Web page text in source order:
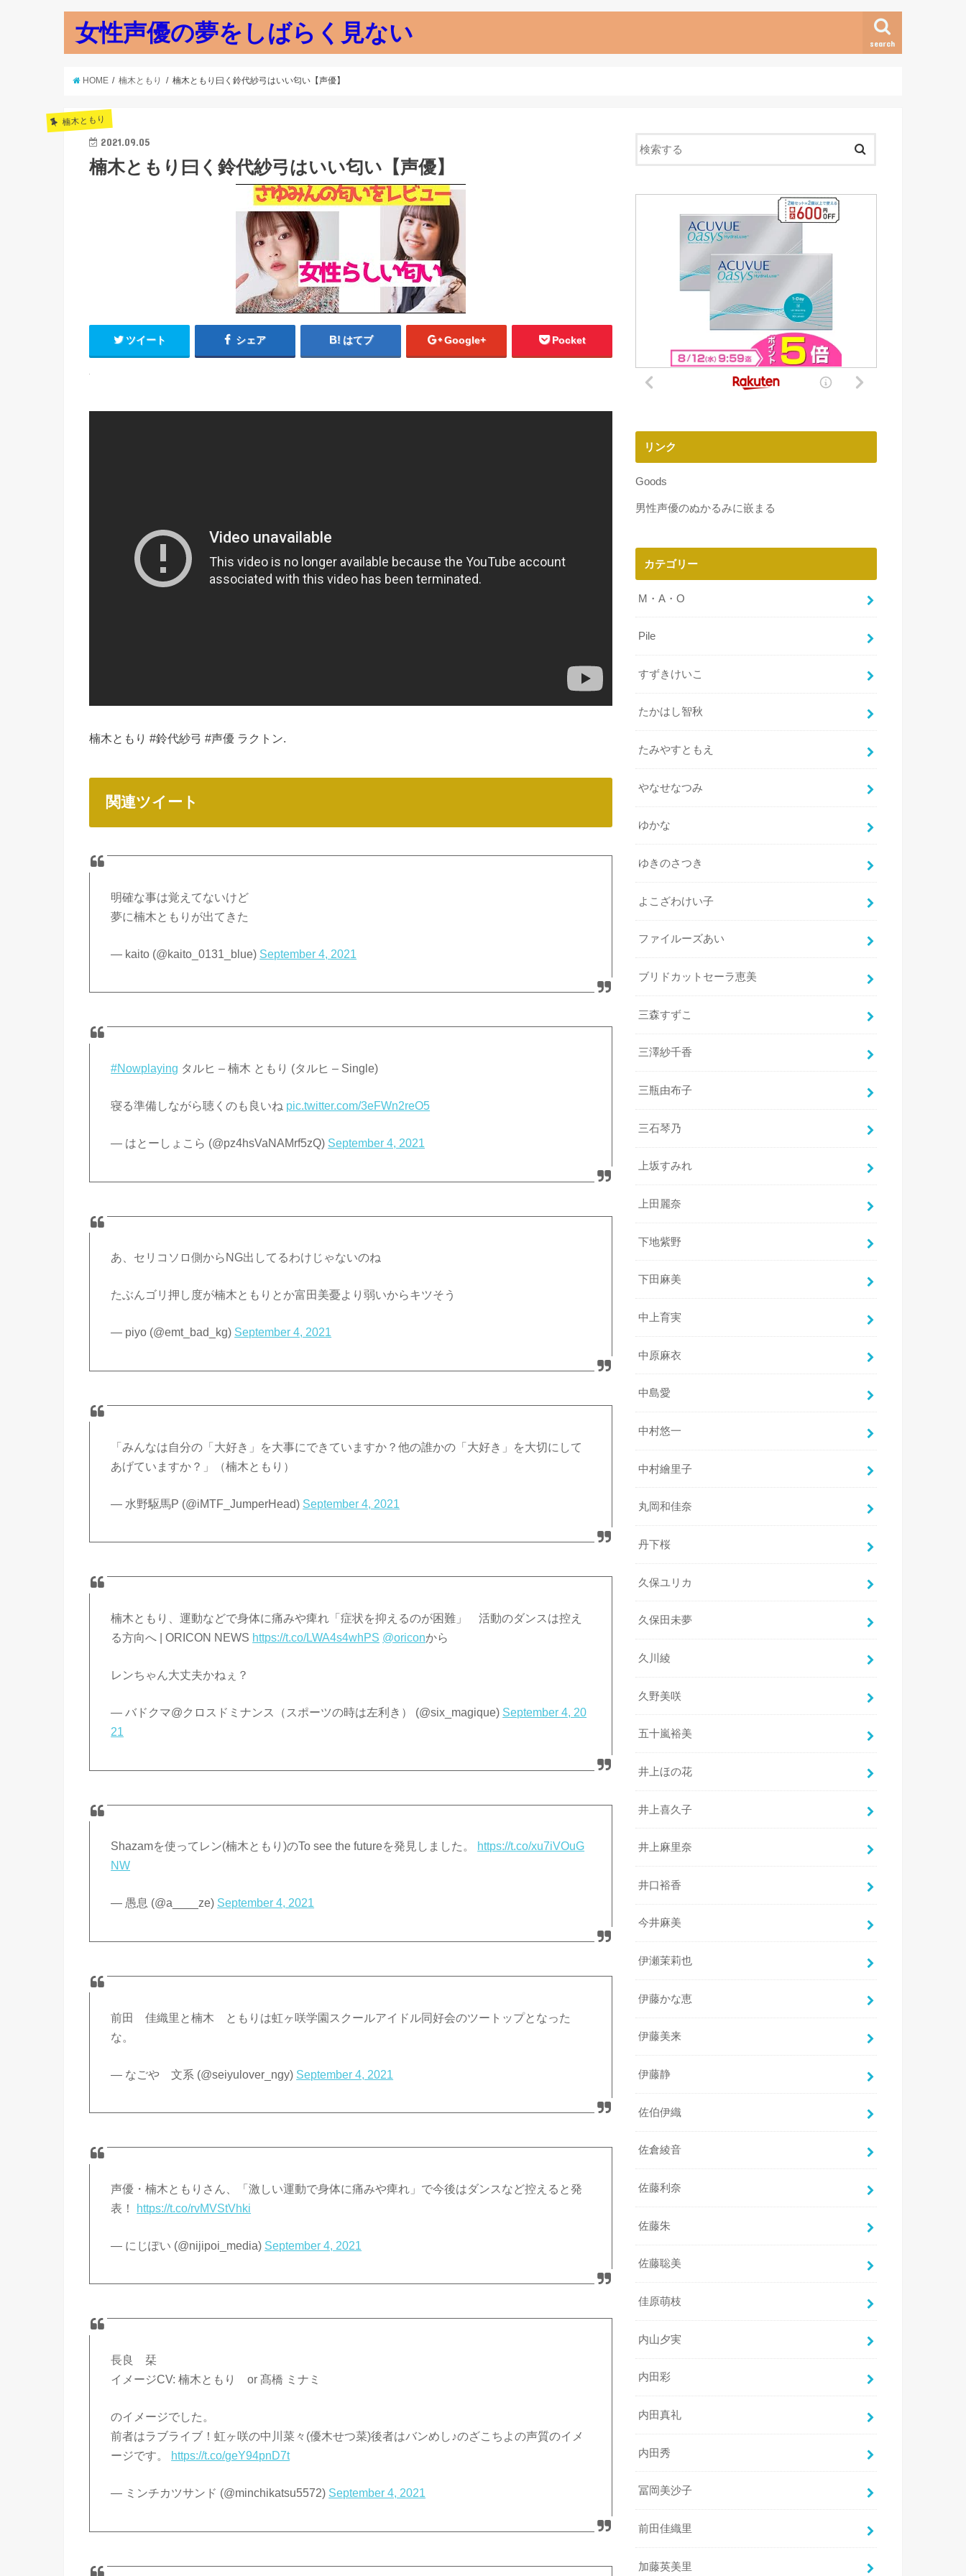
女性声優の夢をしばらく見ない search
HOME 楠木ともり 楠木ともり曰く鈴代紗弓はいい匂い【声優】
楠木ともり
2021.09.05
楠木ともり曰く鈴代紗弓はいい匂い【声優】
ツイート シェア はてブ Google+ Pocket
楠木ともり #鈴代紗弓 #声優 ラクトン.
関連ツイート
明確な事は覚えてないけど
夢に楠木ともりが出てきた
— kaito (@kaito_0131_blue) September 4, 2021
#Nowplaying タルヒ – 楠木 ともり (タルヒ – Single)
寝る準備しながら聴くのも良いね pic.twitter.com/3eFWn2reO5
— はとーしょこら (@pz4hsVaNAMrf5zQ) September 4, 2021
あ、セリコソロ側からNG出してるわけじゃないのね
たぶんゴリ押し度が楠木ともりとか富田美憂より弱いからキツそう
— piyo (@emt_bad_kg) September 4, 2021
「みんなは自分の「大好き」を大事にできていますか？他の誰かの「大好き」を大切にして
あげていますか？」（楠木ともり）
— 水野駆馬P (@iMTF_JumperHead) September 4, 2021
楠木ともり、運動などで身体に痛みや痺れ「症状を抑えるのが困難」 活動のダンスは控え
る方向へ | ORICON NEWS https://t.co/LWA4s4whPS @oriconから
レンちゃん大丈夫かねぇ？
— バドクマ@クロスドミナンス（スポーツの時は左利き） (@six_magique) September 4, 20
21
Shazamを使ってレン(楠木ともり)のTo see the futureを発見しました。
https://t.co/xu7iVOuG
NW
— 愚息 (@a____ze) September 4, 2021
前田 佳織里と楠木 ともりは虹ヶ咲学園スクールアイドル同好会のツートップとなった
な。
— なごや 文系 (@seiyulover_ngy) September 4, 2021
声優・楠木ともりさん、「激しい運動で身体に痛みや痺れ」で今後はダンスなど控えると発
表！
https://t.co/rvMVStVhki
— にじぽい (@nijipoi_media) September 4, 2021
長良 栞
イメージCV: 楠木ともり or 髙橋 ミナミ
のイメージでした。
前者はラブライブ！虹ヶ咲の中川菜々(優木せつ菜)後者はバンめし♪のざこちよの声質のイメ
ージです。
https://t.co/geY94pnD7t
— ミンチカツサンド (@minchikatsu5572) September 4, 2021
リンク
Goods
男性声優のぬかるみに嵌まる
カテゴリー
M・A・O
Pile
すずきけいこ
たかはし智秋
たみやすともえ
やなせなつみ
ゆかな
ゆきのさつき
よこざわけい子
ファイルーズあい
ブリドカットセーラ恵美
三森すずこ
三澤紗千香
三瓶由布子
三石琴乃
上坂すみれ
上田麗奈
下地紫野
下田麻美
中上育実
中原麻衣
中島愛
中村悠一
中村繪里子
丸岡和佳奈
丹下桜
久保ユリカ
久保田未夢
久川綾
久野美咲
五十嵐裕美
井上ほの花
井上喜久子
井上麻里奈
井口裕香
今井麻美
伊瀬茉莉也
伊藤かな恵
伊藤美来
伊藤静
佐伯伊織
佐倉綾音
佐藤利奈
佐藤朱
佐藤聡美
佳原萌枝
内山夕実
内田彩
内田真礼
内田秀
冨岡美沙子
前田佳織里
加藤英美里